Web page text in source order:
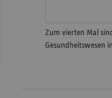
Zum vierten Mal
Gesundheitswesen